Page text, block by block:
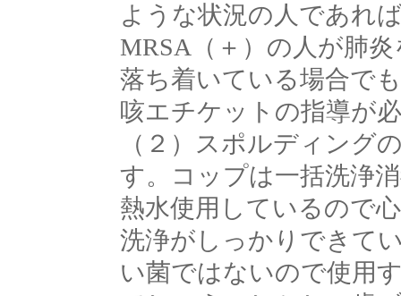
ような状況の人であれ
MRSA（＋）の人が肺
落ち着いている場合で
咳エチケットの指導が
（２）スポルディング
す。コップは一括洗浄
熱水使用しているので
洗浄がしっかりできて
い菌ではないので使用